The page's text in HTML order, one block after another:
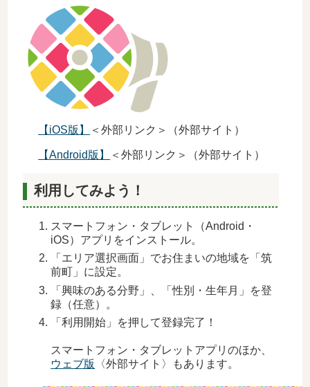
【iOS版】 ＜外部リンク＞ （外部サイト）
【Android版】 ＜外部リンク＞ （外部サイト）
利用してみよう！
スマートフォン・タブレット（Android・
iOS）アプリをインストール。
「エリア選択画面」でお住まいの地域を「筑
前町」に設定。
「興味のある分野」、「性別・生年月」を登
録（任意）。
「利用開始」を押して登録完了！
スマートフォン・タブレットアプリのほか、
ウェブ版
〈外部サイト〉もあります。